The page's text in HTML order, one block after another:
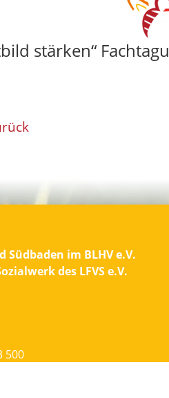
stärken“
Südbaden im BLHV e.V.
des LFVS e.V.
500